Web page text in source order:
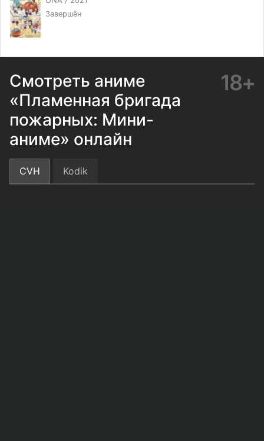
Завершён
Смотреть аниме
«Пламенная бригада
пожарных: Мини-
аниме» онлайн
18+
CVH Kodik